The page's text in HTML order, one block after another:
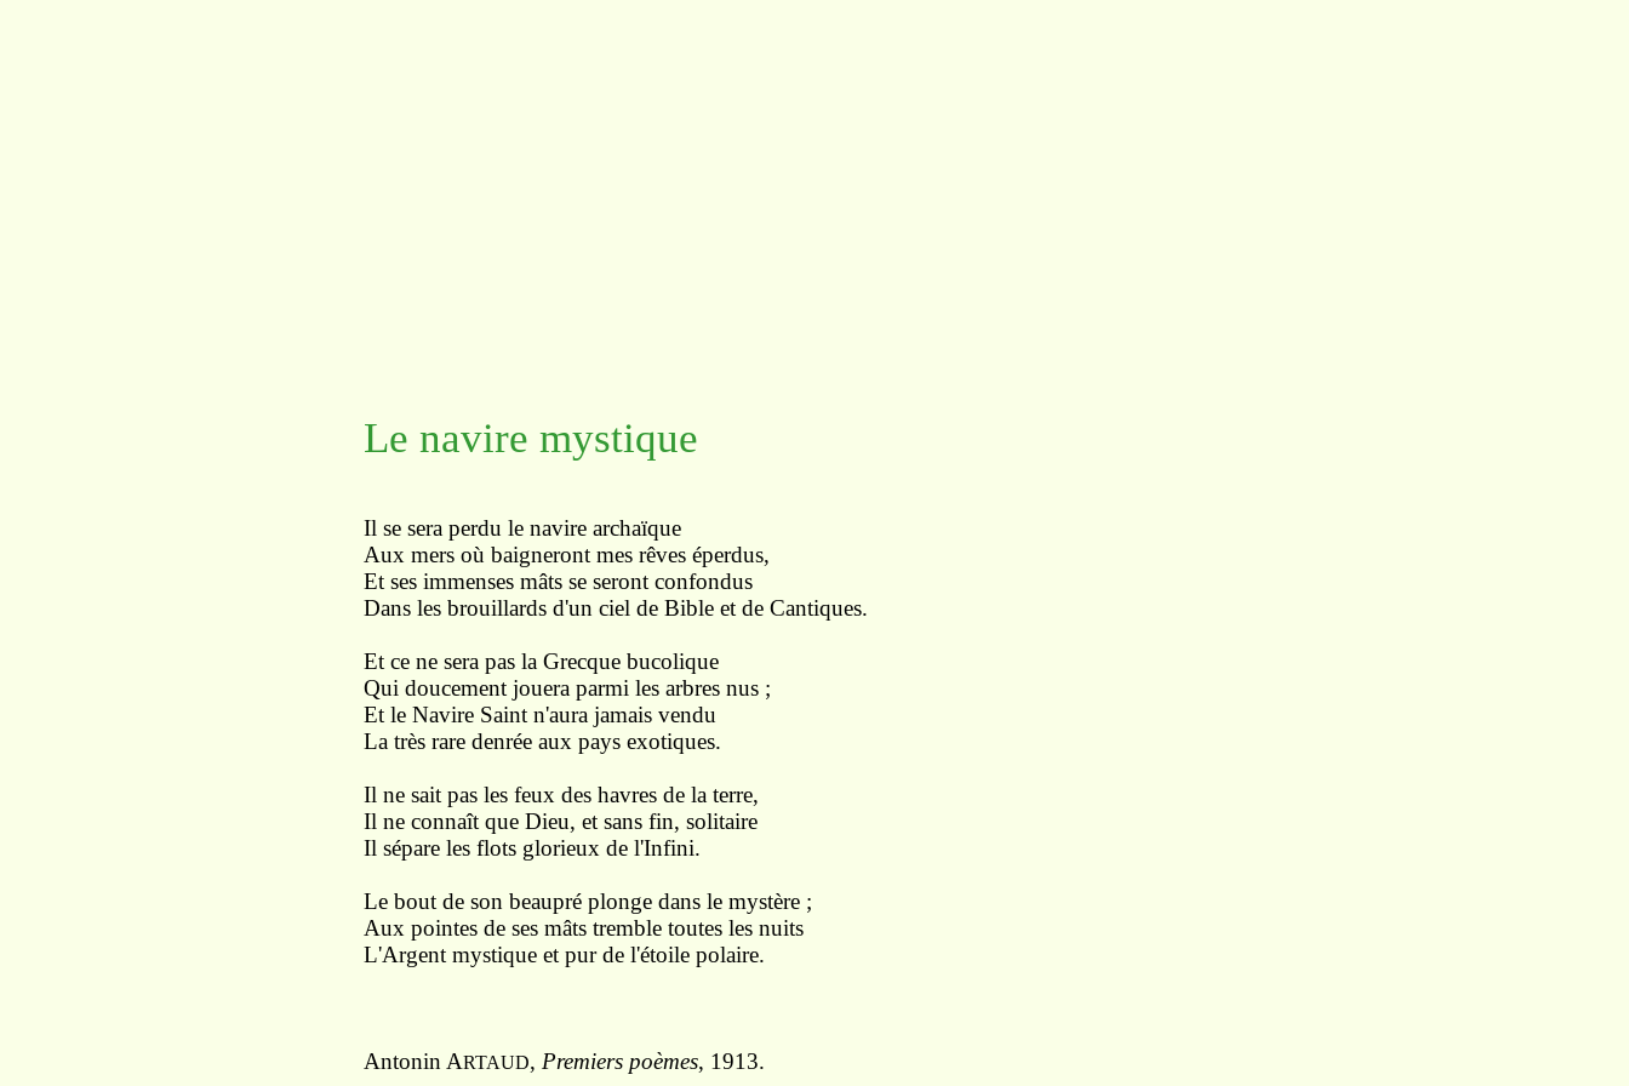
Le navire mystique
Il se sera perdu le navire archaïque
Aux mers où baigneront mes rêves éperdus,
Et ses immenses mâts se seront confondus
Dans les brouillards d'un ciel de Bible et de Cantiques.
Et ce ne sera pas la Grecque bucolique
Qui doucement jouera parmi les arbres nus ;
Et le Navire Saint n'aura jamais vendu
La très rare denrée aux pays exotiques.
Il ne sait pas les feux des havres de la terre,
Il ne connaît que Dieu, et sans fin, solitaire
Il sépare les flots glorieux de l'Infini.
Le bout de son beaupré plonge dans le mystère ;
Aux pointes de ses mâts tremble toutes les nuits
L'Argent mystique et pur de l'étoile polaire.
Antonin ARTAUD, Premiers poèmes, 1913.